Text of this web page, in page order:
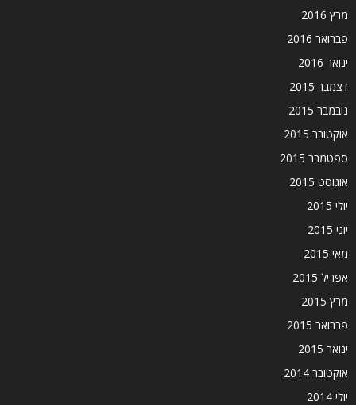
מרץ 2016
פברואר 2016
ינואר 2016
דצמבר 2015
נובמבר 2015
אוקטובר 2015
ספטמבר 2015
אוגוסט 2015
יולי 2015
יוני 2015
מאי 2015
אפריל 2015
מרץ 2015
פברואר 2015
ינואר 2015
אוקטובר 2014
יולי 2014